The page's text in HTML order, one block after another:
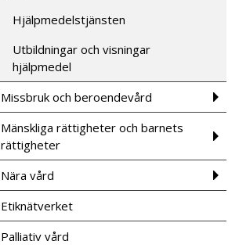
Hjälpmedelstjänsten
Utbildningar och visningar
hjälpmedel
Missbruk och beroendevård
Mänskliga rättigheter och barnets
rättigheter
Nära vård
Etiknätverket
Palliativ vård